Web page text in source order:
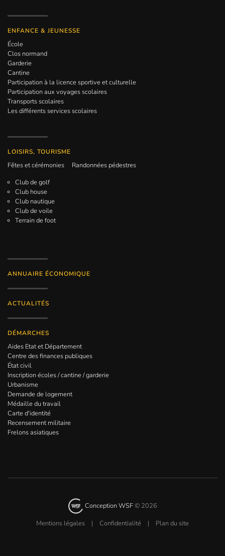
ENFANCE & JEUNESSE
École
Clos normand
Garderie
Cantine
Participation à la licence sportive et culturelle
Participation aux voyages scolaires
Transports scolaires
Les différents services scolaires
LOISIRS, TOURISME
Fêtes et cérémonies
Randonnées pédestres
Club de golf
Club house
Club nautique
Club de voile
Terrain de foot
ANNUAIRE ÉCONOMIQUE
ACTUALITÉS
DÉMARCHES
Aides Etat et Département
Centre des finances publiques
État civil
Inscription écoles / cantine / garderie
Urbanisme
Demande de logement
Médaille du travail
Carte d'identité
Recensement militaire
Frelons asiatiques
Conception WSF© 2026
Mentions légales | Confidentialité | Plan du site